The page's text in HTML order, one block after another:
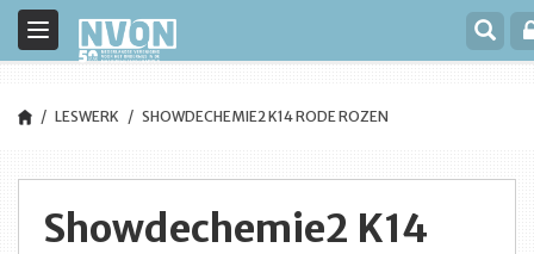
Toggle
navigation
LESWERK SHOWDECHEMIE2 K14 RODE ROZEN
Showdechemie2 K14